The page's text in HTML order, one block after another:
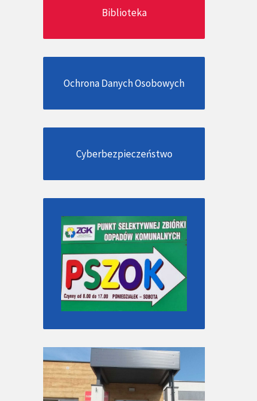
Biblioteka
Ochrona Danych Osobowych
Cyberbezpieczeństwo